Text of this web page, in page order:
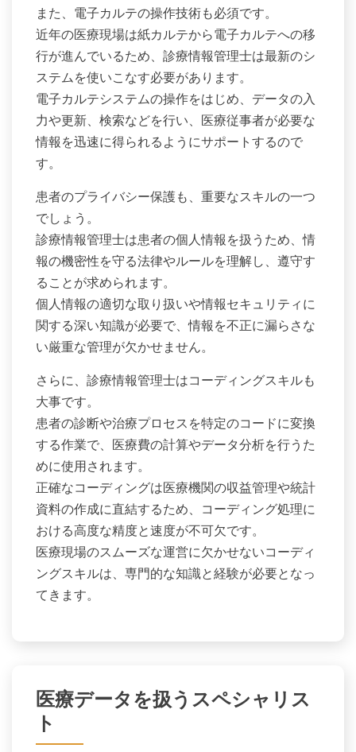
また、電子カルテの操作技術も必須です。
近年の医療現場は紙カルテから電子カルテへの移
行が進んでいるため、診療情報管理士は最新のシ
ステムを使いこなす必要があります。
電子カルテシステムの操作をはじめ、データの入
力や更新、検索などを行い、医療従事者が必要な
情報を迅速に得られるようにサポートするので
す。
患者のプライバシー保護も、重要なスキルの一つ
でしょう。
診療情報管理士は患者の個人情報を扱うため、情
報の機密性を守る法律やルールを理解し、遵守す
ることが求められます。
個人情報の適切な取り扱いや情報セキュリティに
関する深い知識が必要で、情報を不正に漏らさな
い厳重な管理が欠かせません。
さらに、診療情報管理士はコーディングスキルも
大事です。
患者の診断や治療プロセスを特定のコードに変換
する作業で、医療費の計算やデータ分析を行うた
めに使用されます。
正確なコーディングは医療機関の収益管理や統計
資料の作成に直結するため、コーディング処理に
おける高度な精度と速度が不可欠です。
医療現場のスムーズな運営に欠かせないコーディ
ングスキルは、専門的な知識と経験が必要となっ
てきます。
医療データを扱うスペシャリス
ト